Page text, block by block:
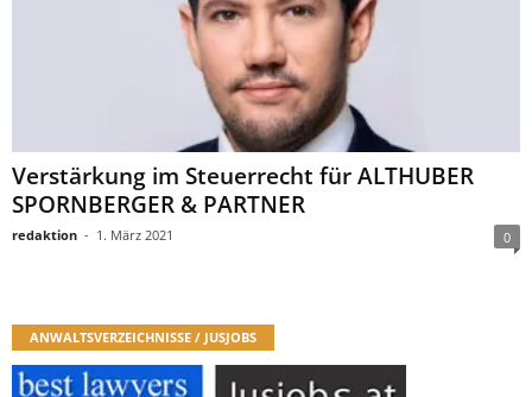
Verstärkung im Steuerrecht für ALTHUBER
SPORNBERGER & PARTNER
redaktion - 1. März 2021 0
ANWALTSVERZEICHNISSE / JUSJOBS